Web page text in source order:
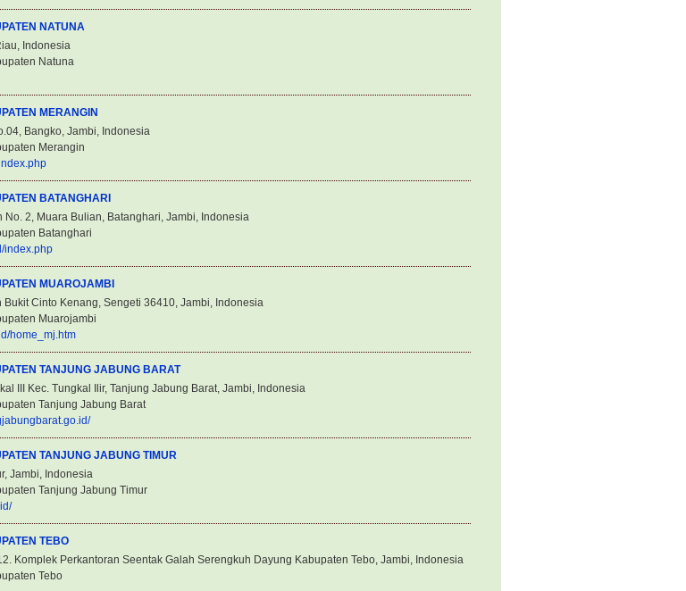
NATUNA
Indonesia
Natuna
MERANGIN
Bangko, Jambi, Indonesia
Merangin
BATANGHARI
No. 2, Muara Bulian, Batanghari, Jambi, Indonesia
Batanghari
index.php
MUAROJAMBI
Bukit Cinto Kenang, Sengeti 36410, Jambi, Indonesia
Muarojambi
home_mj.htm
TANJUNG JABUNG BARAT
III Kec. Tungkal Ilir, Tanjung Jabung Barat, Jambi, Indonesia
Tanjung Jabung Barat
TANJUNG JABUNG TIMUR
Jambi, Indonesia
Tanjung Jabung Timur
TEBO
Komplek Perkantoran Seentak Galah Serengkuh Dayung Kabupaten Tebo, Jambi, Indonesia
Tebo